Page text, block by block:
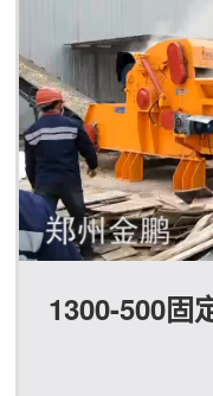
1300-500固